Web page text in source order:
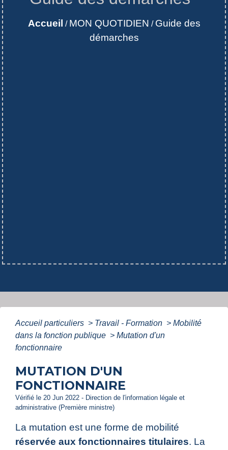
Accueil / MON QUOTIDIEN / Guide des
démarches
Accueil particuliers > Travail - Formation > Mobilité
dans la fonction publique > Mutation d'un
fonctionnaire
MUTATION D'UN
FONCTIONNAIRE
Vérifié le 20 Jun 2022 - Direction de l'information légale et
administrative (Première ministre)
La mutation est une forme de mobilité
réservée aux fonctionnaires titulaires. La